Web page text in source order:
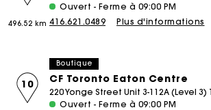
496.52 km
Ouvert - Ferme à 09:00 PM
416.621.0489
Plus d'informations
Boutique
CF Toronto Eaton Centre
10
220 Yonge Street Unit 3-112A (Level 3)
Ouvert - Ferme à 09:00 PM